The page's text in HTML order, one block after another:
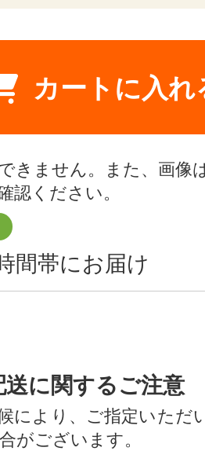
カートに入れ
きません。また、画像
認ください。
間帯にお届け
に関するご注意
により、ご指定いただ
がございます。